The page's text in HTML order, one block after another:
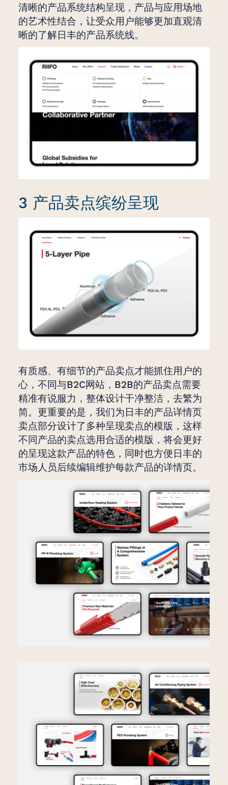
清晰的产品系统结构呈现，产品与应用场地
的艺术性结合，让受众用户能够更加直观清
晰的了解日丰的产品系统线。
3 产品卖点缤纷呈现
有质感、有细节的产品卖点才能抓住用户的
心，不同与B2C网站，B2B的产品卖点需要
精准有说服力，整体设计干净整洁，去繁为
简。更重要的是，我们为日丰的产品详情页
卖点部分设计了多种呈现卖点的模版，这样
不同产品的卖点选用合适的模版，将会更好
的呈现这款产品的特色，同时也方便日丰的
市场人员后续编辑维护每款产品的详情页。